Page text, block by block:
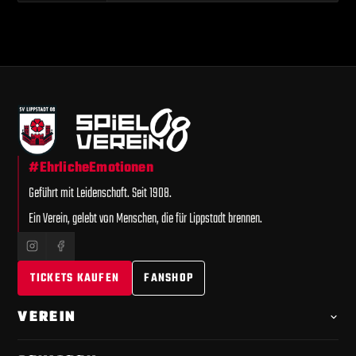
#EhrlicheEmotionen
Geführt mit Leidenschaft. Seit 1908.
Ein Verein, gelebt von Menschen, die für Lippstadt brennen.
TICKETS KAUFEN FANSHOP
VEREIN